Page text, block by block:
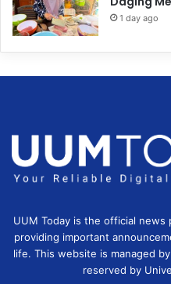
1 day ago
UUM Today is the official news
providing important
life. This website is managed
reserved by